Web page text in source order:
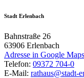
Stadt Erlenbach
Bahnstraße 26
63906 Erlenbach
Adresse in Google
Telefon: 09372 704-0
E-Mail: rathaus@stadt-